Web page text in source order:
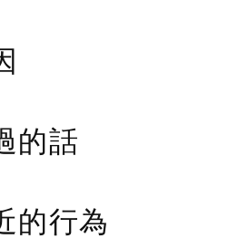
的話
的行為